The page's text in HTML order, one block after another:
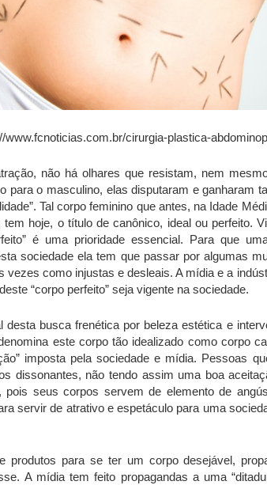
www.fcnoticias.com.br/cirurgia-plastica-
não há olhares que resistam, nem
para o masculino, elas disputaram e ganharam
Tal corpo feminino que antes, na Idade
hoje, o título de canônico, ideal ou perfeito.
é uma prioridade essencial. Para que
sociedade ela tem que passar por algumas
vezes como injustas e desleais. A mídia e a
“corpo perfeito” seja vigente na sociedade.
busca frenética por beleza estética e
este corpo tão idealizado como corpo
imposta pela sociedade e mídia. Pessoas
dissonantes, não tendo assim uma boa
seus corpos servem de elemento de
servir de atrativo e espetáculo para uma
produtos para se ter um corpo desejável,
A mídia tem feito propagandas a uma